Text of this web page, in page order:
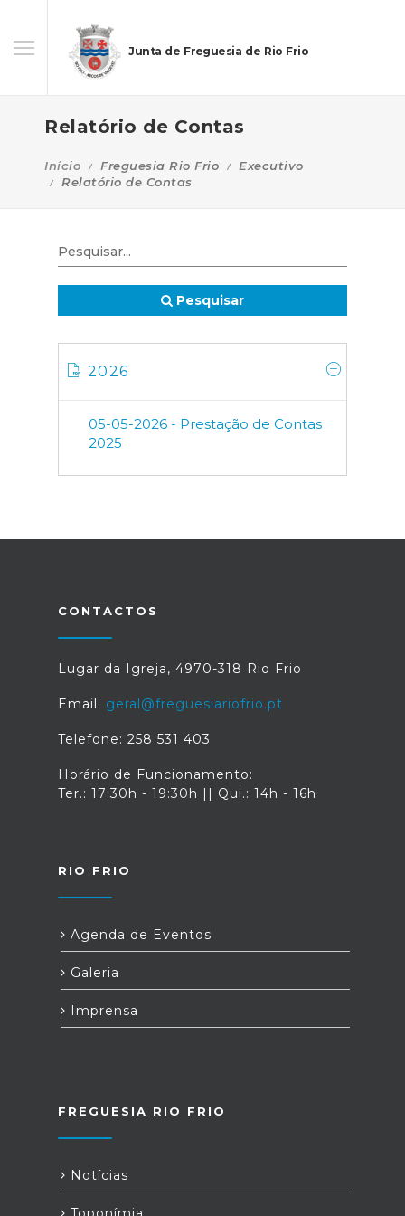
Junta de Freguesia de Rio Frio
Relatório de Contas
Início Freguesia Rio Frio
Executivo
Relatório de Contas
Pesquisar
2026
05-05-2026 - Prestação de Contas
2025
CONTACTOS
Lugar da Igreja, 4970-318 Rio Frio
Email: geral@freguesiariofrio.pt
Telefone: 258 531 403
Horário de Funcionamento:
Ter.: 17:30h - 19:30h || Qui.: 14h - 16h
RIO FRIO
Agenda de Eventos
Galeria
Imprensa
FREGUESIA RIO FRIO
Notícias